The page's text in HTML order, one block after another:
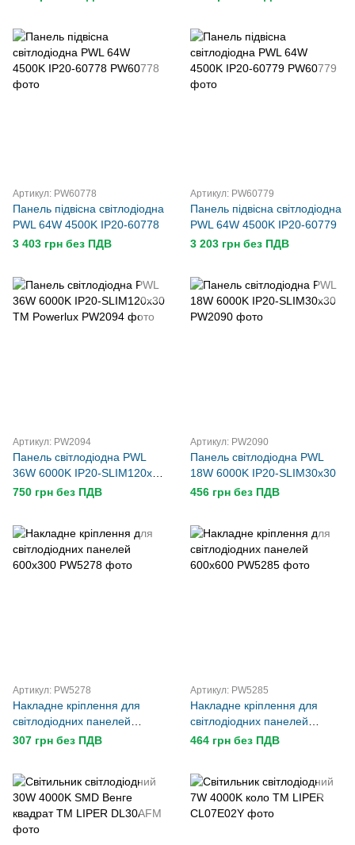
Артикул: PW60778
Панель підвісна світлодіодна
PWL 64W 4500K IP20-60778
3 403 грн без ПДВ
Артикул: PW60779
Панель підвісна світлодіодна
PWL 64W 4500K IP20-60779
3 203 грн без ПДВ
Артикул: PW2094
Панель світлодіодна PWL
36W 6000K IP20-SLIM120х30
TM Powerlux
750 грн без ПДВ
Артикул: PW2090
Панель світлодіодна PWL
18W 6000K IP20-SLIM30х30
456 грн без ПДВ
Артикул: PW5278
Накладне кріплення для
світлодіодних панелей
600х300
307 грн без ПДВ
Артикул: PW5285
Накладне кріплення для
світлодіодних панелей
600х600
464 грн без ПДВ